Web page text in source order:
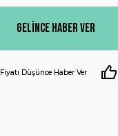
Gelince Haber Ver
Fiyatı Düşünce Haber Ver